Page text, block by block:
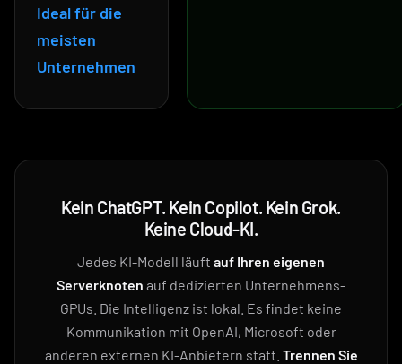
Ideal für die
meisten
Unternehmen
Kein ChatGPT. Kein Copilot. Kein Grok.
Keine Cloud-KI.
Jedes KI-Modell läuft auf Ihren eigenen
Serverknoten auf dedizierten Unternehmens-
GPUs. Die Intelligenz ist lokal. Es findet keine
Kommunikation mit OpenAI, Microsoft oder
anderen externen KI-Anbietern statt. Trennen Sie